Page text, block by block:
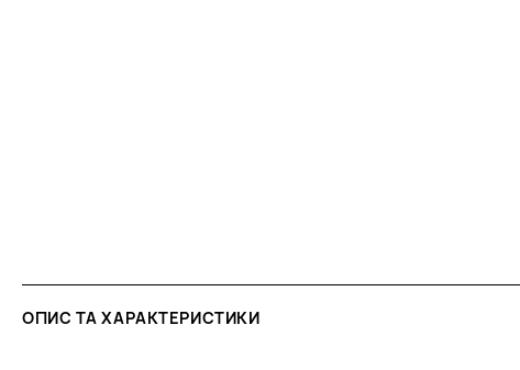
ОПИС ТА ХАРАКТЕРИСТИКИ